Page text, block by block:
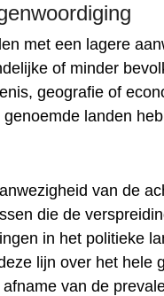
met een lagere
of minder
geografie of
landen
van de
die de
in het politieke
lijn over het hele
van de